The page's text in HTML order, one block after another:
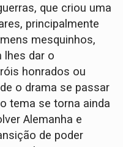
que criou uma
principalmente
mesquinhos,
lhes dar o
honrados ou
o drama se passar
tema se torna ainda
Alemanha e
de poder